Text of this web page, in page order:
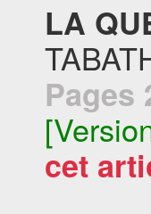
LA
Pages
cet